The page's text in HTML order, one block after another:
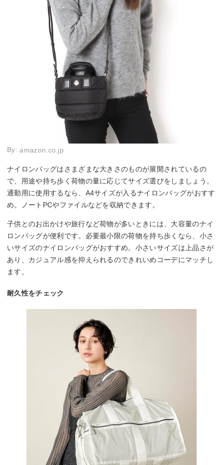
By:amazon.co.jp
ナイロンバッグはさまざまな大きさのものが展開されているの
で、用途や持ち歩く荷物の量に応じてサイズ選びをしましょう。
通勤用に使用するなら、A4サイズが入るナイロンバッグがおすす
め。ノートPCやファイルなどを収納できます。
子供とのお出かけや旅行など荷物が多いときには、大容量のナイ
ロンバッグが便利です。必要最小限の荷物を持ち歩くなら、小さ
いサイズのナイロンバッグがおすすめ。小さいサイズは上品さが
あり、カジュアル感を抑えられるのできれいめコーデにマッチし
ます。
耐久性をチェック